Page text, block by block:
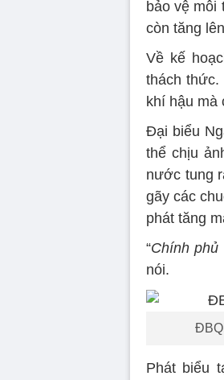
bảo vệ
còn tăng
Về kế
thách thức.
khí hậu mà
Đại biểu
thể chịu
nước tung
gãy các
phát tăng
“Chính phủ
nói.
Phát biểu